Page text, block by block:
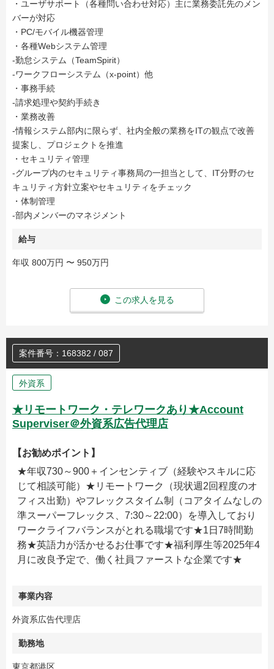
・ユーザサポート（各種問い合わせ対応）主に業務委託先のメン
バーが対応
・PC/モバイル機器管理
・各種Webシステム管理
-勤怠システム（TeamSpirit）
-ワークフローシステム（x-point）他
・事務手続
-請求処理や契約手続き
・業務改善
-情報システム部内に限らず、社内全般の業務をITの観点で改善
提案し、プロジェクトを推進
・セキュリティ管理
-グループ内のセキュリティ事務局の一担当として、IT分野のセ
キュリティ方針立案やセキュリティをチェック
・体制管理
-部内メンバーのマネジメント
給与
年収 800万円 〜 950万円
この求人を見る
案件番号：168382 / 087
外資系
★リモートワーク・テレワークあり★Account
Superviser＠外資系広告代理店
【お勧めポイント】
★年収730～900＋インセンティブ（経験やスキルに応
じて相談可能）★リモートワーク（現状週2回程度のオ
フィス出勤）やフレックスタイム制（コアタイムなしの
準スーパーフレックス、7:30～22:00）を導入しており
ワークライフバランスがとれる職場です★1日7時間勤
務★英語力が活かせるお仕事です★福利厚生等2025年4
月に改良予定で、働く社員ファーストな企業です★
事業内容
外資系広告代理店
勤務地
東京都港区